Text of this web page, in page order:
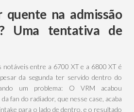
quente na admissão
Uma tentativa de
notáveis entre a 6700 XT e a 6800 XT é
da segunda ter servido dentro do
um problema: O VRM acabou
fan do radiador, que nesse case, acaba
para o lado de dentro, e o resultado